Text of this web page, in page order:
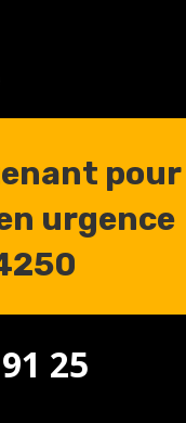
pour
urgence
CLIQUEZ ICI
25